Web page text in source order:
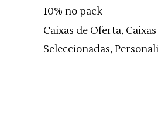
10% no pack
Caixas de Oferta, Caixas
Seleccionadas,